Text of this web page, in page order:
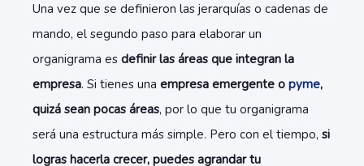
Una vez que se definieron las jerarquías o cadenas de
mando, el segundo paso para elaborar un
organigrama es definir las áreas que integran la
empresa. Si tienes una empresa emergente o pyme,
quizá sean pocas áreas, por lo que tu organigrama
será una estructura más simple. Pero con el tiempo, si
logras hacerla crecer, puedes agrandar tu